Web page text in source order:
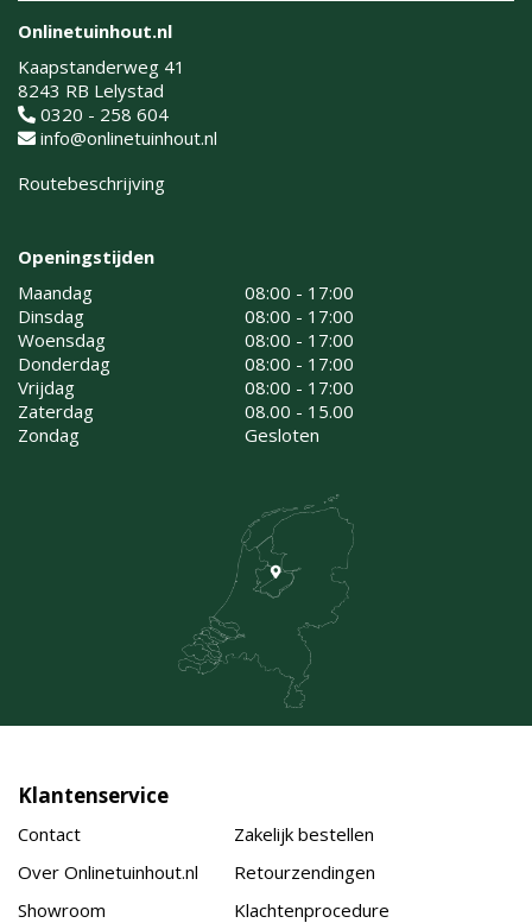
Onlinetuinhout.nl
Kaapstanderweg 41
8243 RB Lelystad
0320 - 258 604
info@onlinetuinhout.nl
Routebeschrijving
Openingstijden
Maandag
08:00 - 17:00
Dinsdag
08:00 - 17:00
Woensdag
08:00 - 17:00
Donderdag
08:00 - 17:00
Vrijdag
08:00 - 17:00
Zaterdag
08.00 - 15.00
Zondag
Gesloten
Klantenservice
Contact
Over Onlinetuinhout.nl
Showroom
Zakelijk bestellen
Retourzendingen
Klachtenprocedure